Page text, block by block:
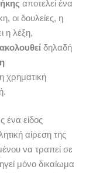
αποτελεί ένα
οι δουλείες, η
η λέξη,
δηλαδή
χρηματική
ένα είδος
αίρεση της
να τραπεί σε
μόνο δικαίωμα